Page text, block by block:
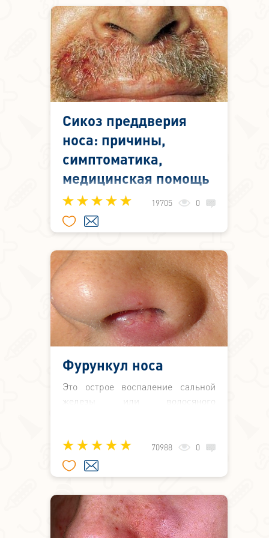
преддверия носа. Вызывается
стрептококковой инфекцией,
которая внедряется в кожу через
расчесы и трещины и
сопровождается реакцией всего
организма.
Сикоз преддверия
носа: причины,
симптоматика,
медицинская помощь
Сикоз преддверия носа – это
ограниченное воспаление
волосяных мешочков гнойного
преддверия носа и участки кожи,
которые прилежат к верхней губе.
19705 0
Фурункул носа
Это острое воспаление сальной
железы или волосяного
поверхности его крыльев, а также
на кожной части перегородки.
Воспалительный процесс сразу в
карбункулом.
70988 0